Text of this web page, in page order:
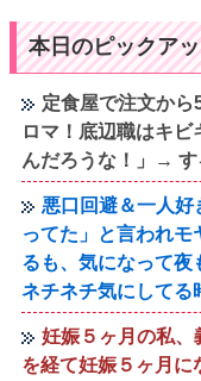
本日のピックア
定食屋で注文から
ロマ！底辺職はキ
んだろうな！」→
悪口回避＆一人
ってた」と言われ
るも、気になって
ネチネチ気にしてる
妊娠５ヶ月の私、
を経て妊娠５ヶ月に